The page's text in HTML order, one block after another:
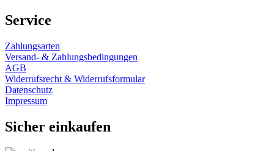
Service
Zahlungsarten
Versand- & Zahlungsbedingungen
AGB
Widerrufsrecht & Widerrufsformular
Datenschutz
Impressum
Sicher einkaufen